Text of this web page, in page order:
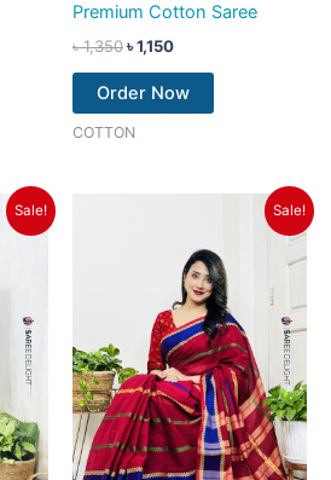
Premium Cotton Saree
৳1,350৳1,150
Order Now
COTTON
Sale! Sale!
৳ 1,150.